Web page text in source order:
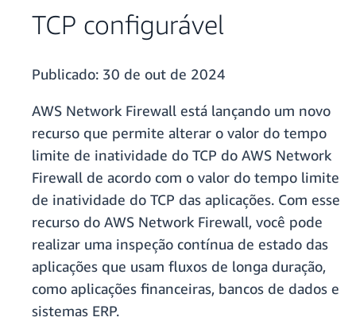
TCP configurável
Publicado: 30 de out de 2024
AWS Network Firewall está lançando um novo
recurso que permite alterar o valor do tempo
limite de inatividade do TCP do AWS Network
Firewall de acordo com o valor do tempo limite
de inatividade do TCP das aplicações. Com esse
recurso do AWS Network Firewall, você pode
realizar uma inspeção contínua de estado das
aplicações que usam fluxos de longa duração,
como aplicações financeiras, bancos de dados e
sistemas ERP.